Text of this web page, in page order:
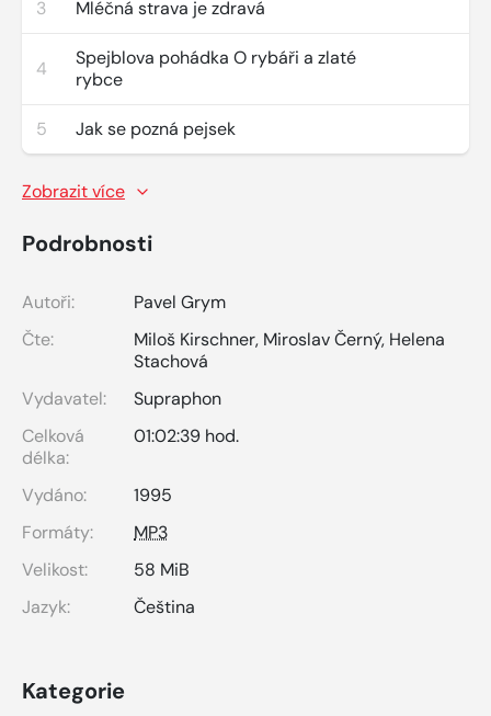
3 Mléčná strava je zdravá
4
Spejblova pohádka O rybáři a zlaté
rybce
5 Jak se pozná pejsek
Zobrazit více
Podrobnosti
Autoři:
Pavel Grym
Čte:
Miloš Kirschner, Miroslav Černý, Helena
Stachová
Vydavatel:
Supraphon
Celková
délka:
01:02:39 hod.
Vydáno:
1995
Formáty:
MP3
Velikost:
58 MiB
Jazyk:
Čeština
Kategorie